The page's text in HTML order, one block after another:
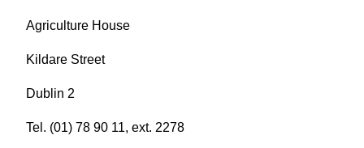
Agriculture House
Kildare Street
Dublin 2
Tel. (01) 78 90 11, ext. 2278